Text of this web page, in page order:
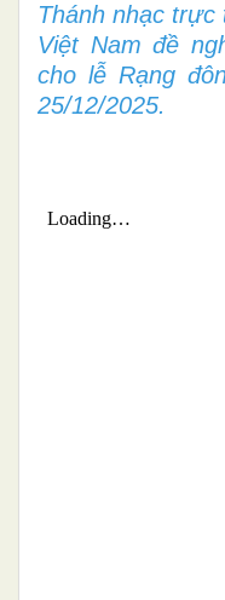
Thánh nhạc trực
Việt Nam đề
cho lễ Rạng
25/12/2025.